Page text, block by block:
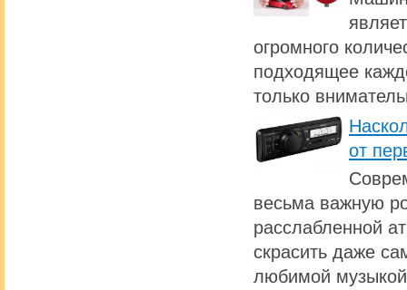
огромного
подходящее
только
от
весьма важную
расслабленной
скрасить даже
любимой